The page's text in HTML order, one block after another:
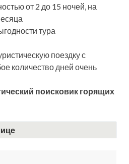
от 2 до 15 ночей, на
тура
поездку с
количество дней очень
поисковик горящих